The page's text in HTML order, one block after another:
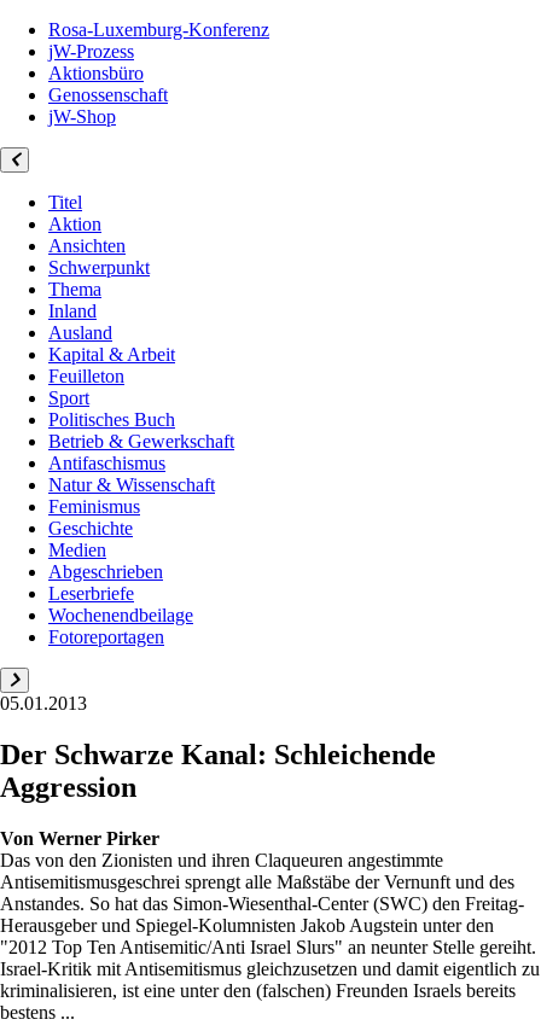
Rosa-Luxemburg-Konferenz
jW-Prozess
Aktionsbüro
Genossenschaft
jW-Shop
Titel
Aktion
Ansichten
Schwerpunkt
Thema
Inland
Ausland
Kapital & Arbeit
Feuilleton
Sport
Politisches Buch
Betrieb & Gewerkschaft
Antifaschismus
Natur & Wissenschaft
Feminismus
Geschichte
Medien
Abgeschrieben
Leserbriefe
Wochenendbeilage
Fotoreportagen
05.01.2013
Der Schwarze Kanal: Schleichende
Aggression
Von Werner Pirker
Das von den Zionisten und ihren Claqueuren angestimmte
Antisemitismusgeschrei sprengt alle Maßstäbe der Vernunft und des
Anstandes. So hat das Simon-Wiesenthal-Center (SWC) den Freitag-
Herausgeber und Spiegel-Kolumnisten Jakob Augstein unter den
"2012 Top Ten Antisemitic/Anti Israel Slurs" an neunter Stelle gereiht.
Israel-Kritik mit Antisemitismus gleichzusetzen und damit eigentlich zu
kriminalisieren, ist eine unter den (falschen) Freunden Israels bereits
bestens ...